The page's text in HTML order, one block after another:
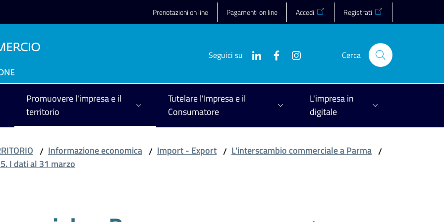
Prenotazioni on line Pagamenti on line Accedi Registrati
Seguici su Cerca
Promuovere l'impresa e il
territorio
Tutelare l'Impresa e il
Consumatore
L'impresa in
digitale
/ Informazione economica / Import - Export / L'interscambio commerciale a Parma /
I dati al 31 marzo